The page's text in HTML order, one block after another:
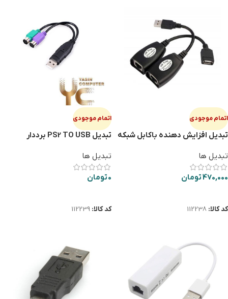
اتمام موجودی
تبدیل افزایش دهنده باکابل شبکه
تبدیل ها
470,000تومان
کد کالا: 112238
اتمام موجودی
تبدیل PS2 TO USB برددار
تبدیل ها
0تومان
کد کالا: 112239